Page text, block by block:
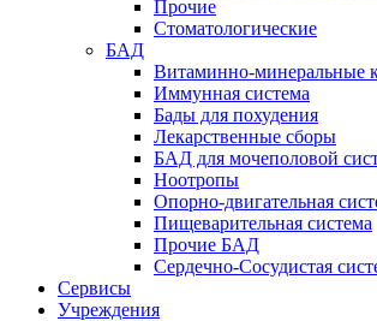
Прочие
Стоматологические
БАД
Витаминно-минеральные
Иммунная система
Бады для похудения
Лекарственные сборы
БАД для мочеполовой
Ноотропы
Опорно-двигательная
Пищеварительная система
Прочие БАД
Сердечно-Сосудистая
Сервисы
Учреждения